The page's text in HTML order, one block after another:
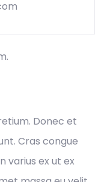
Donec et
Cras congue
varius ex ut ex